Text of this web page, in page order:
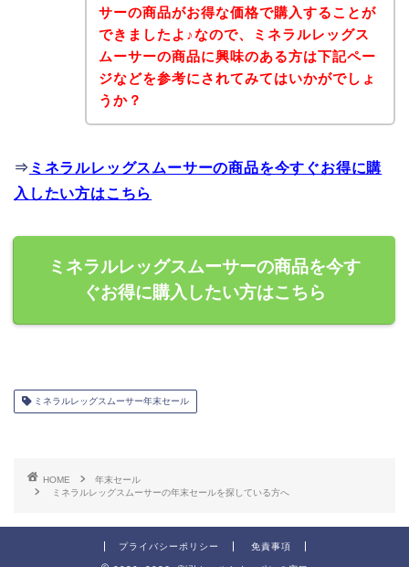
サーの商品がお得な価格で購入することが
できましたよ♪なので、ミネラルレッグス
ムーサーの商品に興味のある方は下記ペー
ジなどを参考にされてみてはいかがでしょ
うか？
⇒ ミネラルレッグスムーサーの商品を今すぐお得に購
入したい方はこちら
ミネラルレッグスムーサーの商品を今す
ぐお得に購入したい方はこちら
ミネラルレッグスムーサー年末セール
HOME
年末セール
ミネラルレッグスムーサーの年末セールを探している方へ
プライバシーポリシー 免責事項